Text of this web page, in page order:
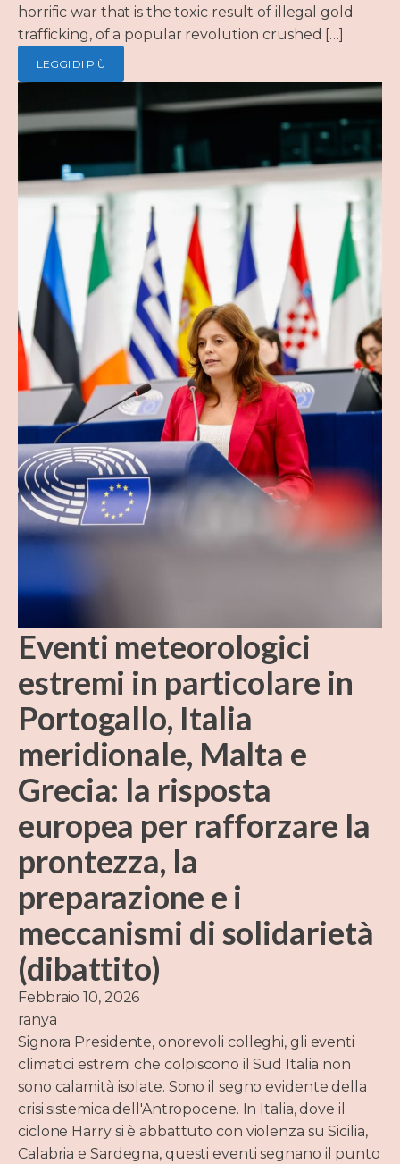
horrific war that is the toxic result of illegal gold
trafficking, of a popular revolution crushed […]
LEGGI DI PIÙ
Eventi meteorologici
estremi in particolare in
Portogallo, Italia
meridionale, Malta e
Grecia: la risposta
europea per rafforzare la
prontezza, la
preparazione e i
meccanismi di solidarietà
(dibattito)
Febbraio 10, 2026
ranya
Signora Presidente, onorevoli colleghi, gli eventi
climatici estremi che colpiscono il Sud Italia non
sono calamità isolate. Sono il segno evidente della
crisi sistemica dell'Antropocene. In Italia, dove il
ciclone Harry si è abbattuto con violenza su Sicilia,
Calabria e Sardegna, questi eventi segnano il punto